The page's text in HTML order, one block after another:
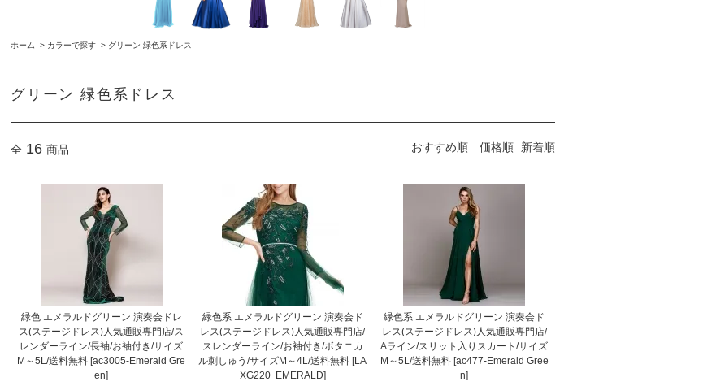
ホーム > カラーで探す > グリーン 緑色系ドレス
グリーン 緑色系ドレス
全 16 商品 おすすめ順 価格順 新着順
緑色 エメラルドグリーン 演奏会ドレ
ス(ステージドレス)人気通販専門店/ス
レンダーライン/長袖/お袖付き/サイズ
M～5L/送料無料 [ac3005-Emerald Gre
en]
緑色系 エメラルドグリーン 演奏会ド
レス(ステージドレス)人気通販専門店/
スレンダーライン/お袖付き/ボタニカ
ル刺しゅう/サイズM～4L/送料無料 [LA
XG220ｰEMERALD]
緑色系 エメラルドグリーン 演奏会ド
レス(ステージドレス)人気通販専門店/
Aライン/スリット入りスカート/サイズ
M～5L/送料無料 [ac477-Emerald Gree
n]